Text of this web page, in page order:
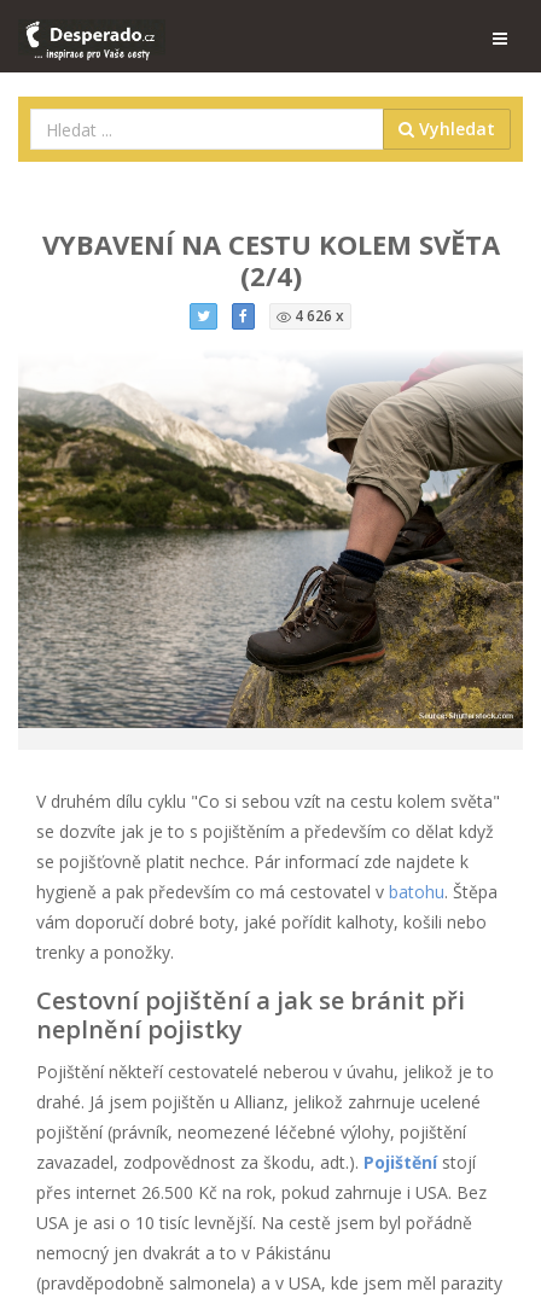
Vyhledat
VYBAVENÍ NA CESTU KOLEM SVĚTA
(2/4)
4 626 x
V druhém dílu cyklu "Co si sebou vzít na cestu kolem světa"
se dozvíte jak je to s pojištěním a především co dělat když
se pojišťovně platit nechce. Pár informací zde najdete k
hygieně a pak především co má cestovatel v batohu. Štěpa
vám doporučí dobré boty, jaké pořídit kalhoty, košili nebo
trenky a ponožky.
Cestovní pojištění a jak se bránit při
neplnění pojistky
Pojištění někteří cestovatelé neberou v úvahu, jelikož je to
drahé. Já jsem pojištěn u Allianz, jelikož zahrnuje ucelené
pojištění (právník, neomezené léčebné výlohy, pojištění
zavazadel, zodpovědnost za škodu, adt.). Pojištěnístojí
přes internet 26.500 Kč na rok, pokud zahrnuje i USA. Bez
USA je asi o 10 tisíc levnější. Na cestě jsem byl pořádně
nemocný jen dvakrát a to v Pákistánu
(pravděpodobně salmonela) a v USA, kde jsem měl parazity